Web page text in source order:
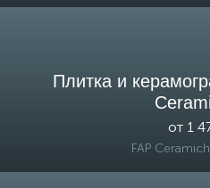
Плитка и
от 1
FAP